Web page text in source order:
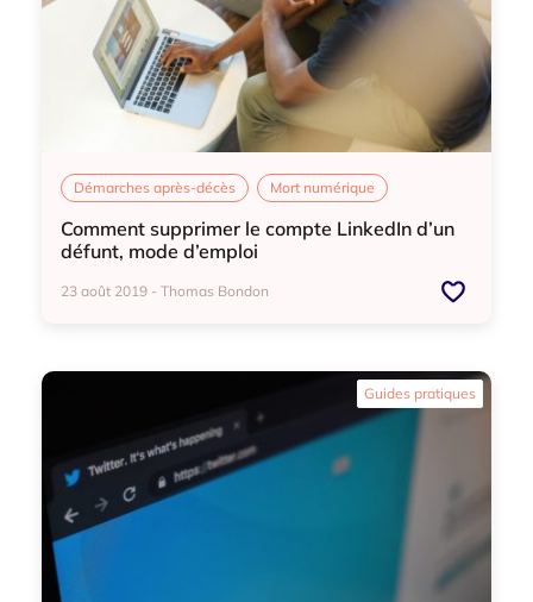
Démarches après-décès Mort numérique
Comment supprimer le compte LinkedIn d’un
défunt, mode d’emploi
23 août 2019 - Thomas Bondon
Guides pratiques